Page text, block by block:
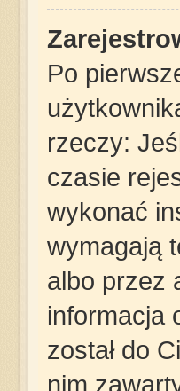
Po
rzeczy:
czasie
wykonać
wymagają
albo przez
informacja
został do
nim